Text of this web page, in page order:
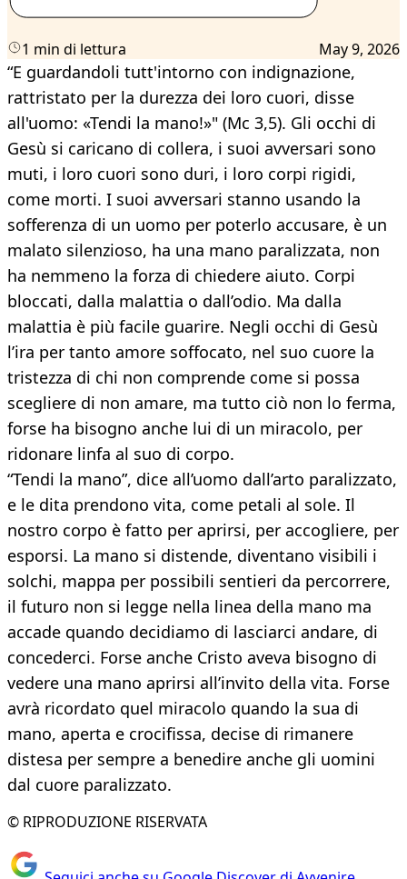
1 min di lettura May 9, 2026
“E guardandoli tutt'intorno con indignazione,
rattristato per la durezza dei loro cuori, disse
all'uomo: «Tendi la mano!»" (Mc 3,5). Gli occhi di
Gesù si caricano di collera, i suoi avversari sono
muti, i loro cuori sono duri, i loro corpi rigidi,
come morti. I suoi avversari stanno usando la
sofferenza di un uomo per poterlo accusare, è un
malato silenzioso, ha una mano paralizzata, non
ha nemmeno la forza di chiedere aiuto. Corpi
bloccati, dalla malattia o dall’odio. Ma dalla
malattia è più facile guarire. Negli occhi di Gesù
l’ira per tanto amore soffocato, nel suo cuore la
tristezza di chi non comprende come si possa
scegliere di non amare, ma tutto ciò non lo ferma,
forse ha bisogno anche lui di un miracolo, per
ridonare linfa al suo di corpo.
“Tendi la mano”, dice all’uomo dall’arto paralizzato,
e le dita prendono vita, come petali al sole. Il
nostro corpo è fatto per aprirsi, per accogliere, per
esporsi. La mano si distende, diventano visibili i
solchi, mappa per possibili sentieri da percorrere,
il futuro non si legge nella linea della mano ma
accade quando decidiamo di lasciarci andare, di
concederci. Forse anche Cristo aveva bisogno di
vedere una mano aprirsi all’invito della vita. Forse
avrà ricordato quel miracolo quando la sua di
mano, aperta e crocifissa, decise di rimanere
distesa per sempre a benedire anche gli uomini
dal cuore paralizzato.
© RIPRODUZIONE RISERVATA